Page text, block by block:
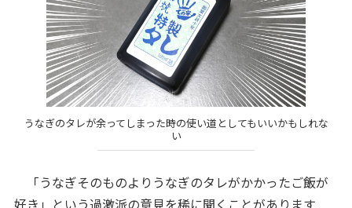
うなぎのタレが余ってしまった時の使い道としてもいいかもしれな
い
「うなぎそのものよりうなぎのタレがかかったご飯が
好き」という過激派の意見を稀に聞くことがあります